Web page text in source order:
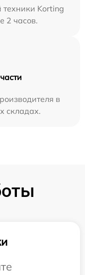
техники Korting
2 часов.
в
складах.